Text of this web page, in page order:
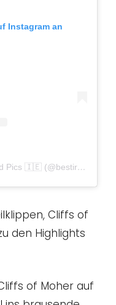
Instagram an
Ein Beitrag geteilt von Best Ireland Pics 🇮🇪 (@bestirelandpics)
Cliffs of
den Highlights
of Moher auf